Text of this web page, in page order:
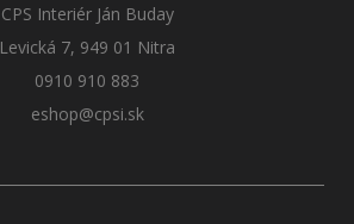
CPS Interiér Ján Buday
Levická 7, 949 01 Nitra
0910 910 883
eshop@cpsi.sk